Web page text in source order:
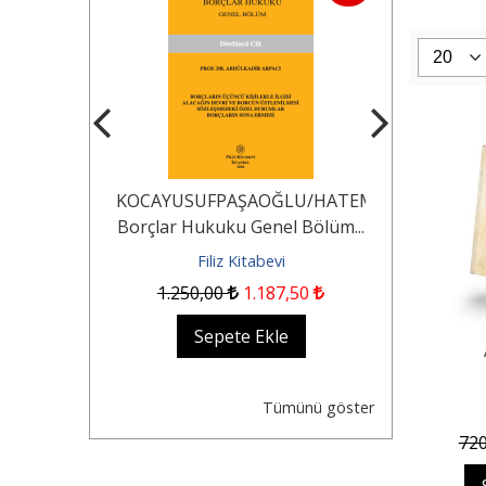
KOCAYUSUFPAŞAOĞLU/HATEMİ/SEROZAN/
Borçlar Hukuku Genel Bölüm...
Filiz Kitabevi
1.250,00 1.187,50
Sepete Ekle
Akademik
Soru
Tümünü göster